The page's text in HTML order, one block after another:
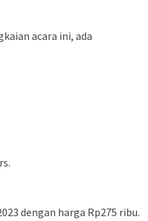
acara ini, ada
dengan harga Rp275 ribu.